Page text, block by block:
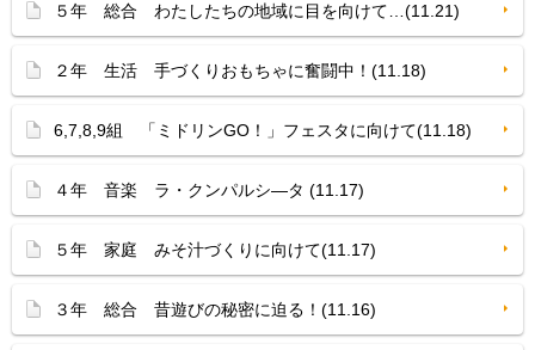
５年 総合 わたしたちの地域に目を向けて…(11.21)
２年 生活 手づくりおもちゃに奮闘中！(11.18)
6,7,8,9組 「ミドリンGO！」フェスタに向けて(11.18)
４年 音楽 ラ・クンパルシ—タ (11.17)
５年 家庭 みそ汁づくりに向けて(11.17)
３年 総合 昔遊びの秘密に迫る！(11.16)